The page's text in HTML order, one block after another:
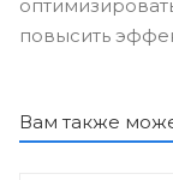
повысить
Вам также